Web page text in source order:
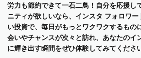
労力も節約できて一石二鳥！自分を応援し
ニティが欲しいなら、インスタ フォロワ
い投資で、毎日がもっとワクワクするもの
会いやチャンスが次々と訪れ、あなたのイ
に輝き出す瞬間をぜひ体験してみてくださ